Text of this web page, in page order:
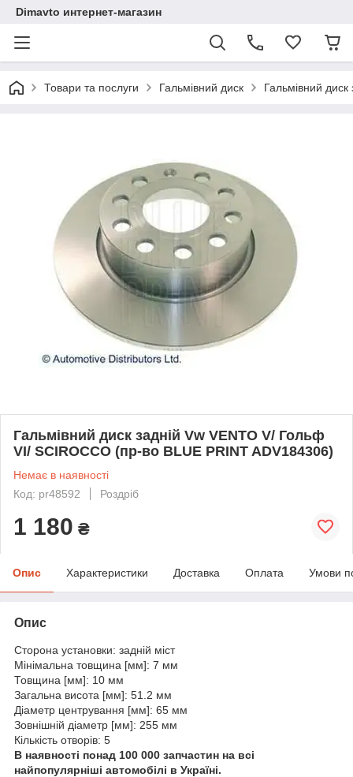
Dimavto интернет-магазин
Товари та послуги Гальмівний диск Гальмівний
Гальмівний диск задній Vw VENTO V/ Гольф
VI/ SCIROCCO (пр-во BLUE PRINT ADV184306)
Немає в наявності
Код: pr48592
Роздріб
1 180 ₴
Опис Характеристики Доставка Оплата Умови
Опис
Сторона установки: задній міст
Мінімальна товщина [мм]: 7 мм
Товщина [мм]: 10 мм
Загальна висота [мм]: 51.2 мм
Діаметр центрування [мм]: 65 мм
Зовнішній діаметр [мм]: 255 мм
Кількість отворів: 5
В наявності понад 100 000 запчастин на всі
найпопулярніші автомобілі в Україні.